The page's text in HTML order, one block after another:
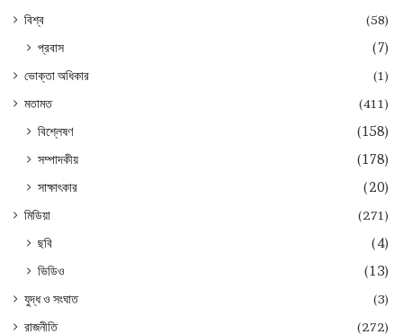
বিশ্ব
(58)
প্রবাস (7)
ভোক্তা অধিকার
(1)
মতামত
(411)
বিশ্লেষণ
(158)
সম্পাদকীয়
(178)
সাক্ষাৎকার
(20)
মিডিয়া (271)
ছবি
(4)
ভিডিও
(13)
যুদ্ধ ও সংঘাত
(3)
রাজনীতি
(272)